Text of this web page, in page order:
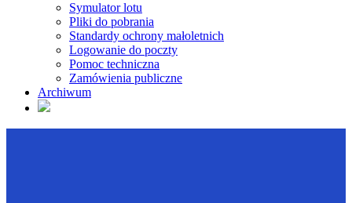
Symulator lotu
Pliki do pobrania
Standardy ochrony małoletnich
Logowanie do poczty
Pomoc techniczna
Zamówienia publiczne
Archiwum